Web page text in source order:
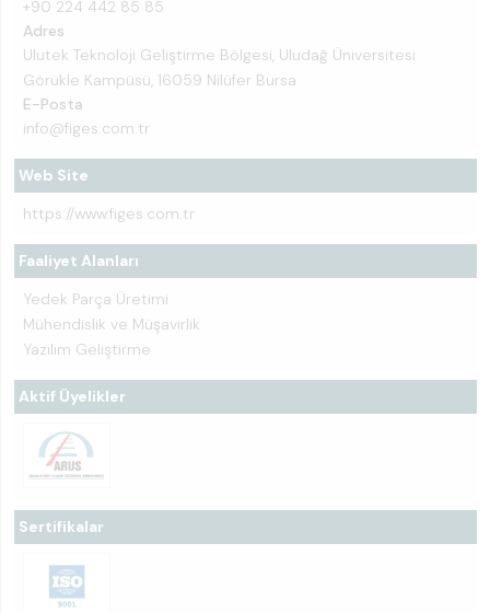
+90 224 442 85 85
Adres
Ulutek Teknoloji Geliştirme Bölgesi, Uludağ Üniversitesi
Görükle Kampüsü, 16059 Nilüfer Bursa
E-Posta
info@figes.com.tr
Web Site
https://www.figes.com.tr
Faaliyet Alanları
Yedek Parça Üretimi
Mühendislik ve Müşavirlik
Yazılım Geliştirme
Aktif Üyelikler
Sertifikalar